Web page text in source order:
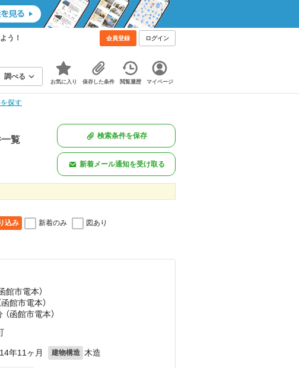
う！ 会員登録 ログイン
調べる
お気に入り 保存した条件 閲覧履歴 マイページ
探す
覧 検索条件を保存
新着メール通知を受け取る
込み 新着のみ 図あり
館市電本）
函館市電本）
（函館市電本）
14年11ヶ月 建物構造 木造